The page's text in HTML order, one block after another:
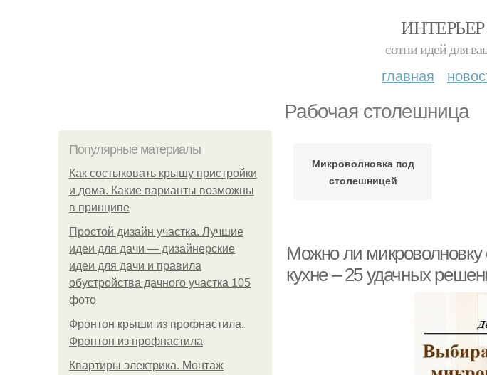
сотни идей для
главная
Рабочая столешница
Популярные материалы
Как состыковать крышу пристройки
и дома. Какие варианты возможны
в принципе
Простой дизайн участка. Лучшие
идеи для дачи — дизайнерские
идеи для дачи и правила
обустройства дачного участка 105
фото
Фронтон крыши из профнастила.
Фронтон из профнастила
Квартиры электрика. Монтаж
Микроволновка под
столешницей
Можно ли микроволновку
кухне – 25 удачных